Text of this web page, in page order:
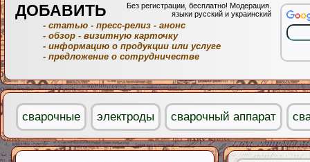
ДОБАВИТЬ
Без регистрации, бесплатно! Модерация.
языки русский и украинский
- статью - пресс-релиз - анонс
- обзор - визитную карточку
- информацию о продукции или услуге
- предложение о сотрудничестве
сварочные электроды сварочный аппарат